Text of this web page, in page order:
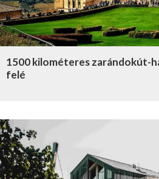
1500 kilométeres zarándokút-
felé